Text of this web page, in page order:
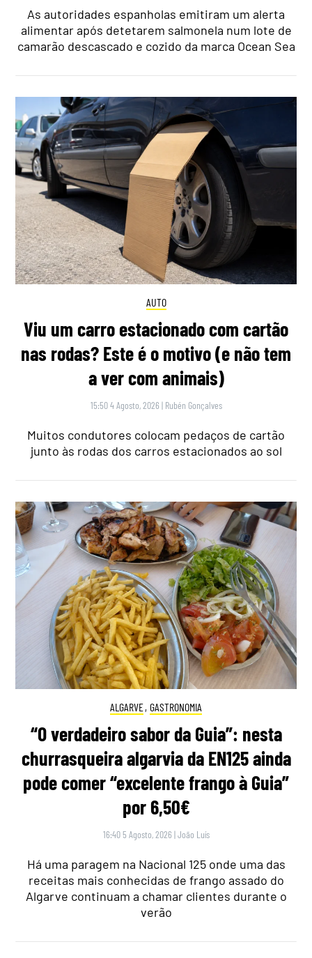
As autoridades espanholas emitiram um alerta
alimentar após detetarem salmonela num lote de
camarão descascado e cozido da marca Ocean Sea
AUTO
Viu um carro estacionado com cartão
nas rodas? Este é o motivo (e não tem
a ver com animais)
15:50 4 Agosto, 2026 | Rubén Gonçalves
Muitos condutores colocam pedaços de cartão
junto às rodas dos carros estacionados ao sol
ALGARVE, GASTRONOMIA
“O verdadeiro sabor da Guia”: nesta
churrasqueira algarvia da EN125 ainda
pode comer “excelente frango à Guia”
por 6,50€
16:40 5 Agosto, 2026 |João Luís
Há uma paragem na Nacional 125 onde uma das
receitas mais conhecidas de frango assado do
Algarve continuam a chamar clientes durante o
verão